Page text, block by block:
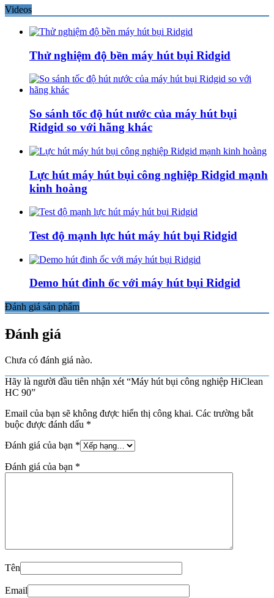
Videos
Thử nghiệm độ bền máy hút bụi Ridgid
So sánh tốc độ hút nước của máy hút bụi
Ridgid so với hãng khác
Lực hút máy hút bụi công nghiệp Ridgid mạnh
kinh hoàng
Test độ mạnh lực hút máy hút bụi Ridgid
Demo hút đinh ốc với máy hút bụi Ridgid
Đánh giá sản phẩm
Đánh giá
Chưa có đánh giá nào.
Hãy là người đầu tiên nhận xét “Máy hút bụi công nghiệp HiClean
HC 90”
Email của bạn sẽ không được hiển thị công khai. Các trường bắt
buộc được đánh dấu *
Đánh giá của bạn *
Đánh giá của bạn *
Tên
Email